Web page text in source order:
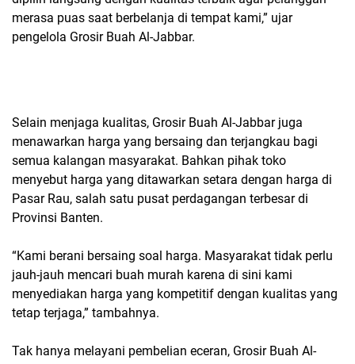
merasa puas saat berbelanja di tempat kami,” ujar
pengelola Grosir Buah Al-Jabbar.
Selain menjaga kualitas, Grosir Buah Al-Jabbar juga
menawarkan harga yang bersaing dan terjangkau bagi
semua kalangan masyarakat. Bahkan pihak toko
menyebut harga yang ditawarkan setara dengan harga di
Pasar Rau, salah satu pusat perdagangan terbesar di
Provinsi Banten.
“Kami berani bersaing soal harga. Masyarakat tidak perlu
jauh-jauh mencari buah murah karena di sini kami
menyediakan harga yang kompetitif dengan kualitas yang
tetap terjaga,” tambahnya.
Tak hanya melayani pembelian eceran, Grosir Buah Al-